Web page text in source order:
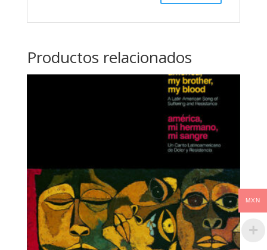
Productos relacionados
MXN